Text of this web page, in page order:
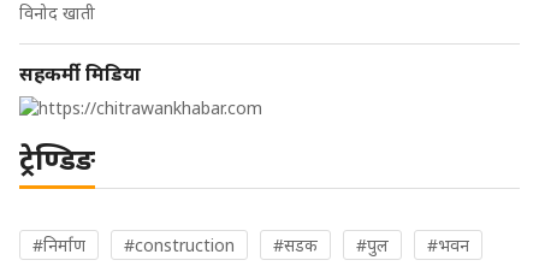
विनोद खाती
सहकर्मी मिडिया
ट्रेण्डिङ
#निर्माण #construction #सडक #पुल #भवन